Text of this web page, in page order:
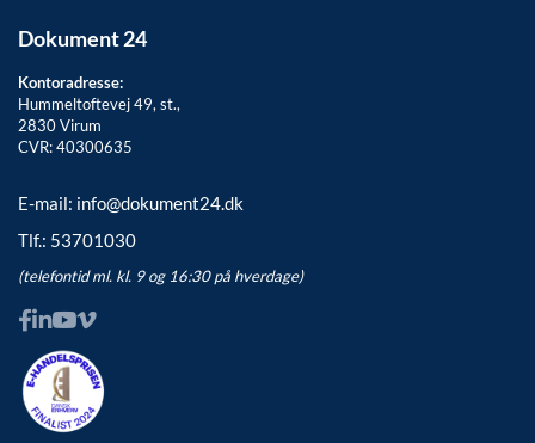
Dokument 24
Kontoradresse:
Hummeltoftevej 49, st.,
2830Virum
CVR: 40300635
E-mail: info@dokument24.dk
Tlf.: 53701030
(telefontid ml. kl. 9 og 16:30 på hverdage)